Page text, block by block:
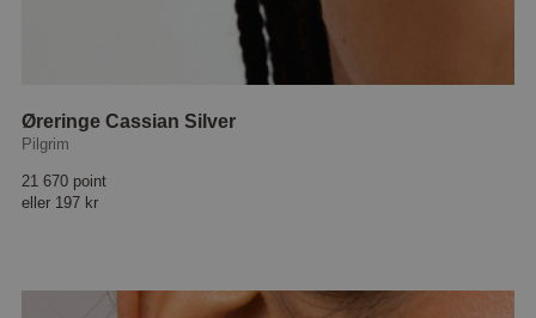
Øreringe Cassian Silver
Pilgrim
21 670 point
eller 197 kr